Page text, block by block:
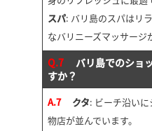
スパ: バリ島のスパはリ
なバリニーズマッサージ
Q.7 バリ島でのショ
すか？
A.7 クタ: ビーチ沿い
物店が並んでいます。